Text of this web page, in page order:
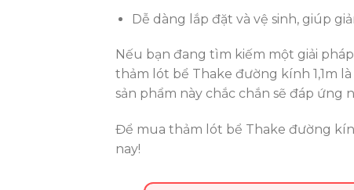
Dễ dàng lắp đặt và vệ sinh, giúp
Nếu bạn đang tìm kiếm một giải
thảm lót bể Thake đường kính 1,1m
sản phẩm này chắc chắn sẽ đáp ứng
Để mua thảm lót bể Thake đường
nay!